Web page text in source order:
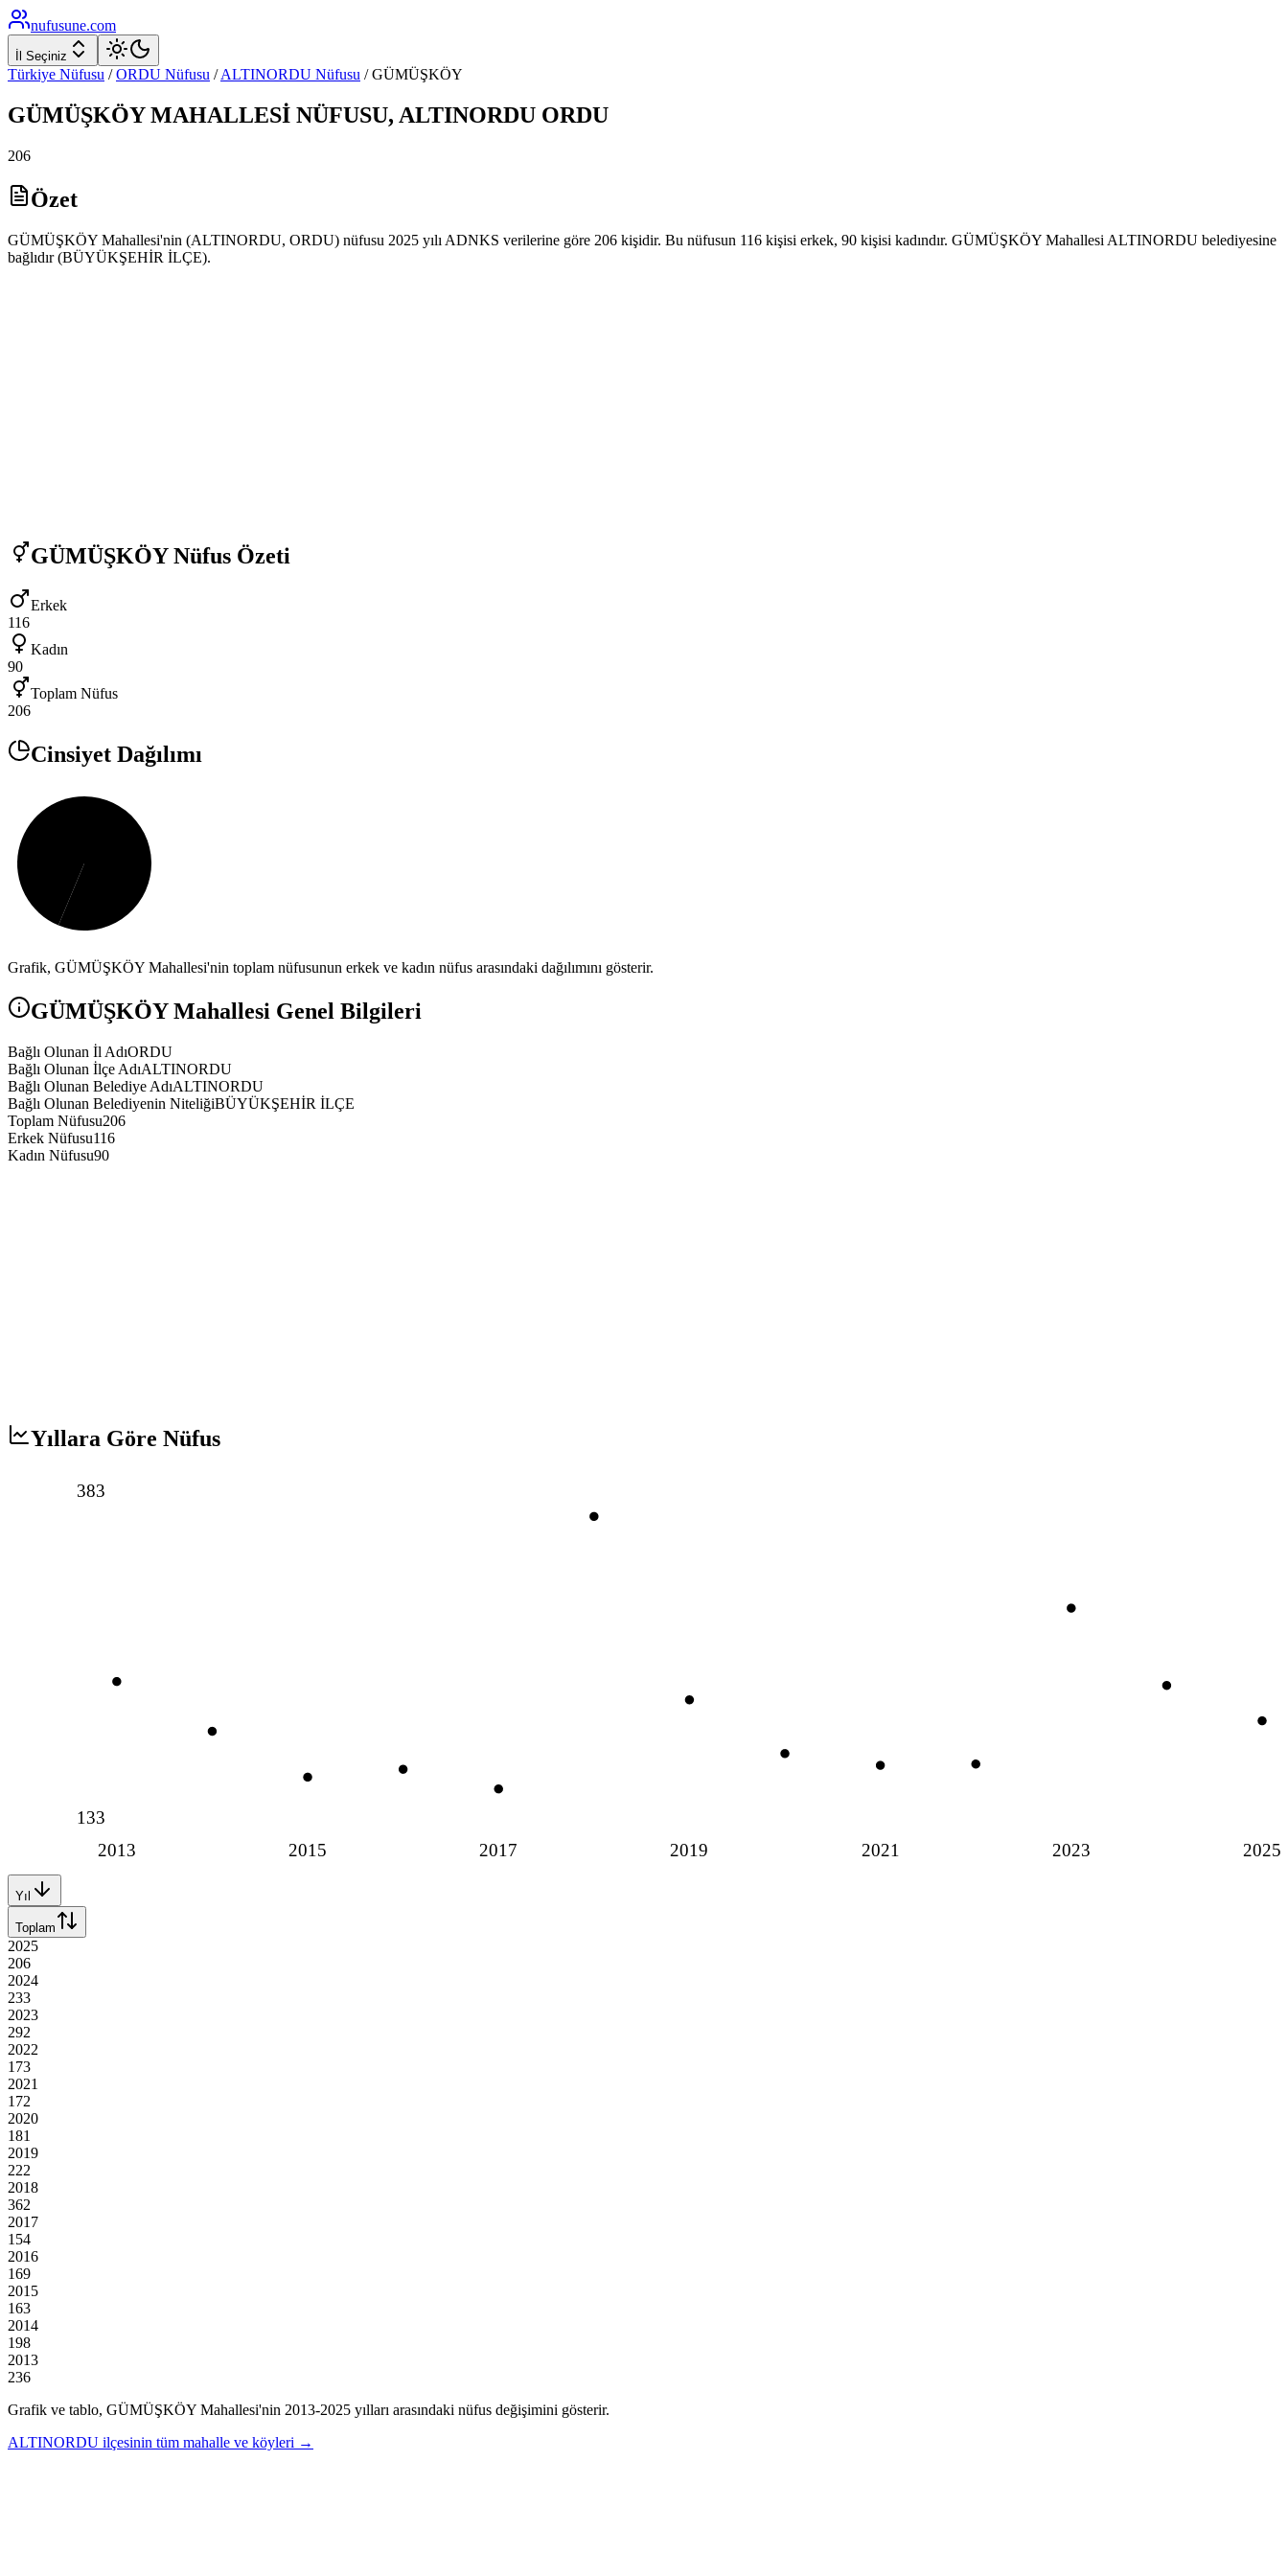
nufusune.com
İl Seçiniz
Türkiye Nüfusu / ORDU Nüfusu / ALTINORDU Nüfusu /GÜMÜŞKÖY
GÜMÜŞKÖYMAHALLESİ NÜFUSU, ALTINORDU ORDU
206
Özet
GÜMÜŞKÖY Mahallesi'nin (ALTINORDU, ORDU) nüfusu 2025 yılı ADNKS verilerine göre 206 kişidir. Bu nüfusun 116 kişisi erkek, 90 kişisi kadındır. GÜMÜŞKÖY Mahallesi ALTINORDU belediyesine
bağlıdır (BÜYÜKŞEHİR İLÇE).
GÜMÜŞKÖYNüfus Özeti
Erkek
116
Kadın
90
Toplam Nüfus
206
Cinsiyet Dağılımı
Grafik, GÜMÜŞKÖY Mahallesi'nin toplam nüfusunun erkek ve kadın nüfus arasındaki dağılımını gösterir.
GÜMÜŞKÖYMahallesi Genel Bilgileri
Bağlı Olunan İl AdıORDU
Bağlı Olunan İlçe AdıALTINORDU
Bağlı Olunan Belediye AdıALTINORDU
Bağlı Olunan Belediyenin NiteliğiBÜYÜKŞEHİR İLÇE
Toplam Nüfusu206
Erkek Nüfusu116
Kadın Nüfusu90
Yıllara Göre Nüfus
2013 2015 2017 2019 2021 2023 2025
383
133
Yıl
Toplam
2025
206
2024
233
2023
292
2022
173
2021
172
2020
181
2019
222
2018
362
2017
154
2016
169
2015
163
2014
198
2013
236
Grafik ve tablo, GÜMÜŞKÖY Mahallesi'nin 2013-2025 yılları arasındaki nüfus değişimini gösterir.
ALTINORDU ilçesinin tüm mahalle ve köyleri →